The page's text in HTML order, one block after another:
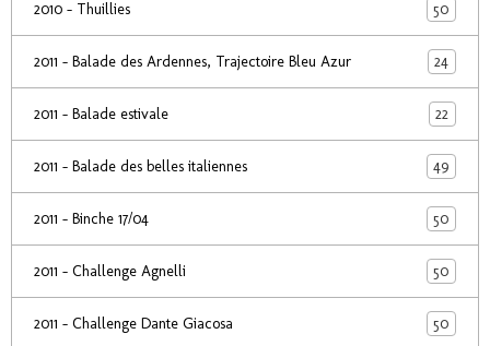
2010 - Thuillies 50
2011 - Balade des Ardennes, Trajectoire Bleu Azur 24
2011 - Balade estivale 22
2011 - Balade des belles italiennes 49
2011 - Binche 17/04 50
2011 - Challenge Agnelli 50
2011 - Challenge Dante Giacosa 50